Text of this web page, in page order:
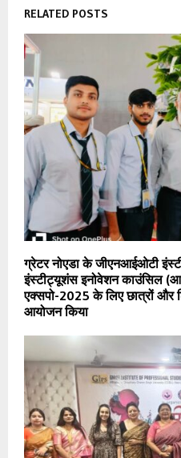
RELATED POSTS
ग्रेटर नोएडा के जीएनआईओटी
इंस्टीट्यूशंस इनोवेशन काउंसिल
एक्सपो-2025 के लिए छात्रों और
आयोजन किया